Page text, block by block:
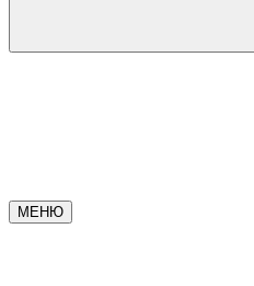
МЕНЮ